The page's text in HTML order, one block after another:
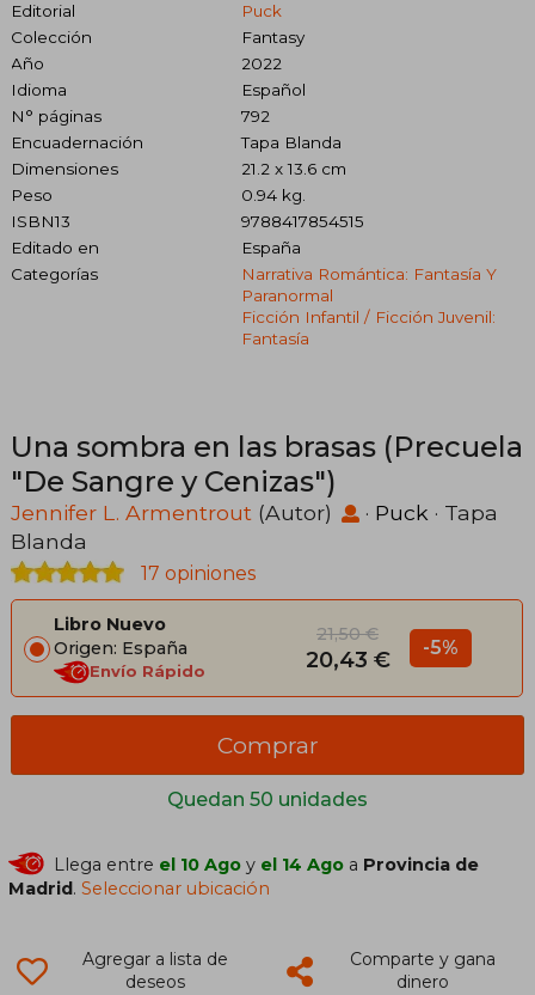
Editorial
Puck
Colección
Fantasy
Año
2022
Idioma
Español
N° páginas
792
Encuadernación
Tapa Blanda
Dimensiones
21.2 x 13.6 cm
Peso
0.94 kg.
ISBN13
9788417854515
Editado en
España
Categorías
Narrativa Romántica: Fantasía Y
Paranormal
Ficción Infantil / Ficción Juvenil:
Fantasía
Una sombra en las brasas (Precuela
"De Sangre y Cenizas")
Jennifer L. Armentrout (Autor) · Puck · Tapa
Blanda
17 opiniones
Libro Nuevo
Origen: España
Envío Rápido
21,50 €
20,43 € -5%
Quedan 50 unidades
Comprar
Llega entre el 10 Ago y el 14 Ago a Provincia de
Madrid.Seleccionar ubicación
Agregar a lista de
deseos
Comparte y gana
dinero